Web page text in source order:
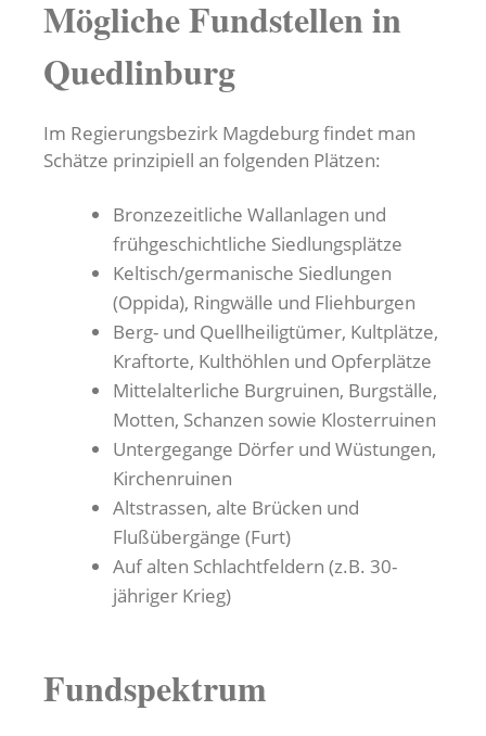
Mögliche Fundstellen in
Quedlinburg
Im Regierungsbezirk Magdeburg findet man
Schätze prinzipiell an folgenden Plätzen:
Bronzezeitliche Wallanlagen und
frühgeschichtliche Siedlungsplätze
Keltisch/germanische Siedlungen
(Oppida), Ringwälle und Fliehburgen
Berg- und Quellheiligtümer, Kultplätze,
Kraftorte, Kulthöhlen und Opferplätze
Mittelalterliche Burgruinen, Burgställe,
Motten, Schanzen sowie Klosterruinen
Untergegange Dörfer und Wüstungen,
Kirchenruinen
Altstrassen, alte Brücken und
Flußübergänge (Furt)
Auf alten Schlachtfeldern (z.B. 30-
jähriger Krieg)
Fundspektrum